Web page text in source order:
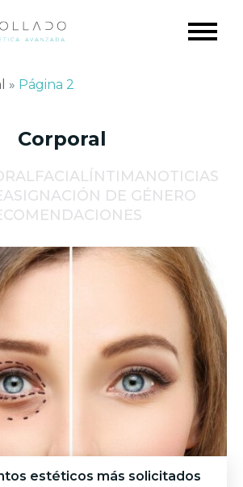
» Página 2
Corporal
FACIALÍNTIMANOTICIAS
DE GÉNERO
estéticos más solicitados